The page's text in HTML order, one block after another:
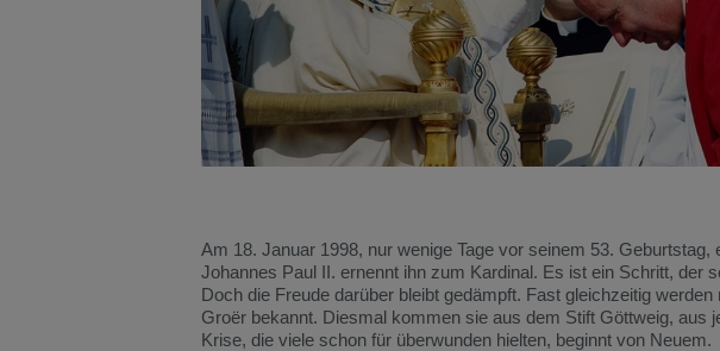
Am 18. Januar 1998, nur wenige Tage vor seinem 53. Geburtstag,
Johannes Paul II. ernennt ihn zum Kardinal. Es ist ein Schritt, der
Doch die Freude darüber bleibt gedämpft. Fast gleichzeitig werden
Groër bekannt. Diesmal kommen sie aus dem Stift Göttweig, aus
Krise, die viele schon für überwunden hielten, beginnt von Neuem.